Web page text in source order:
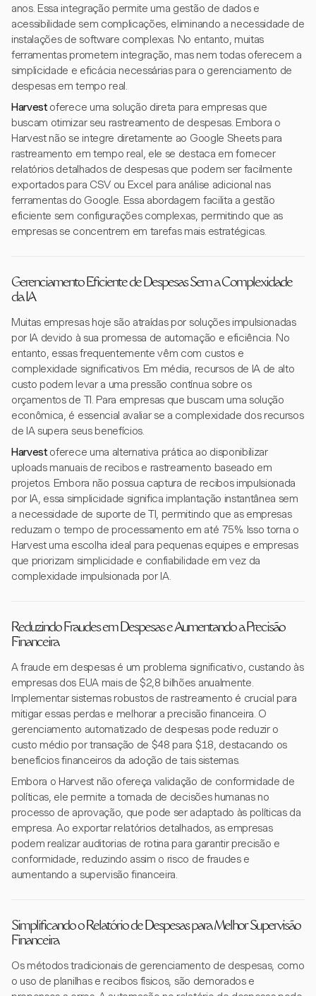
anos. Essa integração permite uma gestão de dados e
acessibilidade sem complicações, eliminando a necessidade de
instalações de software complexas. No entanto, muitas
ferramentas prometem integração, mas nem todas oferecem a
simplicidade e eficácia necessárias para o gerenciamento de
despesas em tempo real.
Harvestoferece uma solução direta para empresas que
buscam otimizar seu rastreamento de despesas. Embora o
Harvest não se integre diretamente ao Google Sheets para
rastreamento em tempo real, ele se destaca em fornecer
relatórios detalhados de despesas que podem ser facilmente
exportados para CSV ou Excel para análise adicional nas
ferramentas do Google. Essa abordagem facilita a gestão
eficiente sem configurações complexas, permitindo que as
empresas se concentrem em tarefas mais estratégicas.
Gerenciamento Eficiente de Despesas Sem a Complexidade
da IA
Muitas empresas hoje são atraídas por soluções impulsionadas
por IA devido à sua promessa de automação e eficiência. No
entanto, essas frequentemente vêm com custos e
complexidade significativos. Em média, recursos de IA de alto
custo podem levar a uma pressão contínua sobre os
orçamentos de TI. Para empresas que buscam uma solução
econômica, é essencial avaliar se a complexidade dos recursos
de IA supera seus benefícios.
Harvestoferece uma alternativa prática ao disponibilizar
uploads manuais de recibos e rastreamento baseado em
projetos. Embora não possua captura de recibos impulsionada
por IA, essa simplicidade significa implantação instantânea sem
a necessidade de suporte de TI, permitindo que as empresas
reduzam o tempo de processamento em até 75%. Isso torna o
Harvest uma escolha ideal para pequenas equipes e empresas
que priorizam simplicidade e confiabilidade em vez da
complexidade impulsionada por IA.
Reduzindo Fraudes em Despesas e Aumentando a Precisão
Financeira
A fraude em despesas é um problema significativo, custando às
empresas dos EUA mais de $2,8 bilhões anualmente.
Implementar sistemas robustos de rastreamento é crucial para
mitigar essas perdas e melhorar a precisão financeira. O
gerenciamento automatizado de despesas pode reduzir o
custo médio por transação de $48 para $18, destacando os
benefícios financeiros da adoção de tais sistemas.
Embora o Harvest não ofereça validação de conformidade de
políticas, ele permite a tomada de decisões humanas no
processo de aprovação, que pode ser adaptado às políticas da
empresa. Ao exportar relatórios detalhados, as empresas
podem realizar auditorias de rotina para garantir precisão e
conformidade, reduzindo assim o risco de fraudes e
aumentando a supervisão financeira.
Simplificando o Relatório de Despesas para Melhor Supervisão
Financeira
Os métodos tradicionais de gerenciamento de despesas, como
o uso de planilhas e recibos físicos, são demorados e